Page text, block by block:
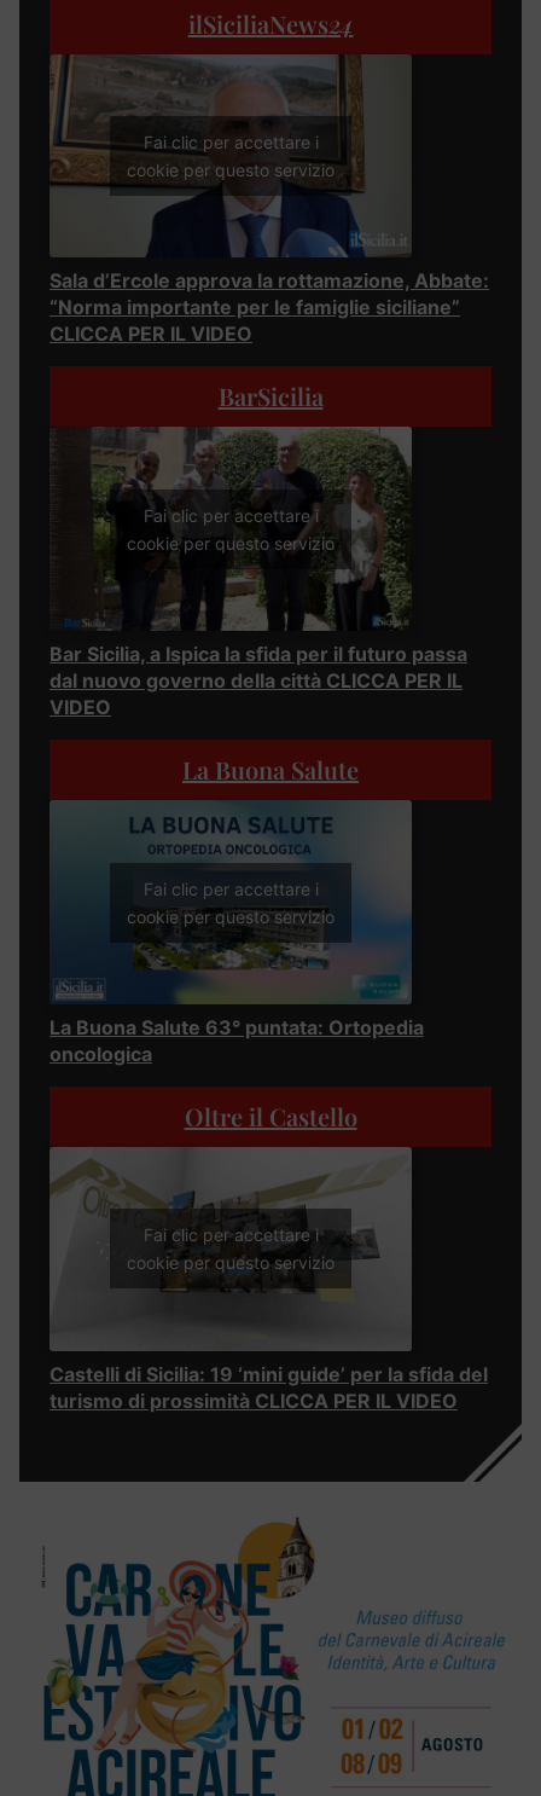
ilSiciliaNews24
Fai clic per accettare i
cookie per questo servizio
Sala d’Ercole approva la rottamazione, Abbate:
“Norma importante per le famiglie siciliane”
CLICCA PER IL VIDEO
BarSicilia
Fai clic per accettare i
cookie per questo servizio
Bar Sicilia, a Ispica la sfida per il futuro passa
dal nuovo governo della città CLICCA PER IL
VIDEO
La Buona Salute
Fai clic per accettare i
cookie per questo servizio
La Buona Salute 63° puntata: Ortopedia
oncologica
Oltre il Castello
Fai clic per accettare i
cookie per questo servizio
Castelli di Sicilia: 19 ‘mini guide’ per la sfida del
turismo di prossimità CLICCA PER IL VIDEO